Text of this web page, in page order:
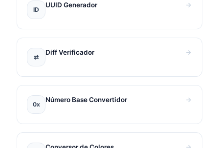
ID
UUID Generador
⇄
Diff Verificador
0x
Número Base Convertidor